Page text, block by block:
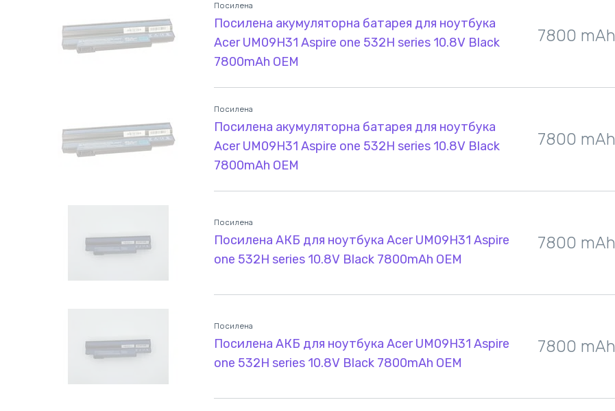
Посилена
Посилена акумуляторна батарея для ноутбука
Acer UM09H31 Aspire one 532H series 10.8V Black
7800mAh OEM
7800 mAh
Посилена
Посилена акумуляторна батарея для ноутбука
Acer UM09H31 Aspire one 532H series 10.8V Black
7800mAh OEM
7800 mAh
Посилена
Посилена АКБ для ноутбука Acer UM09H31 Aspire
one 532H series 10.8V Black 7800mAh OEM
7800 mAh
Посилена
Посилена АКБ для ноутбука Acer UM09H31 Aspire
one 532H series 10.8V Black 7800mAh OEM
7800 mAh